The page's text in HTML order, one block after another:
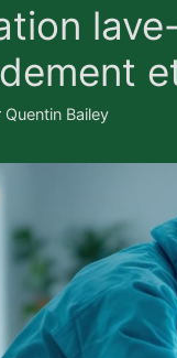
Quentin Bailey